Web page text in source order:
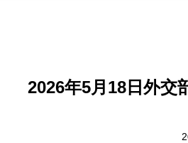
2026年5月18日外交